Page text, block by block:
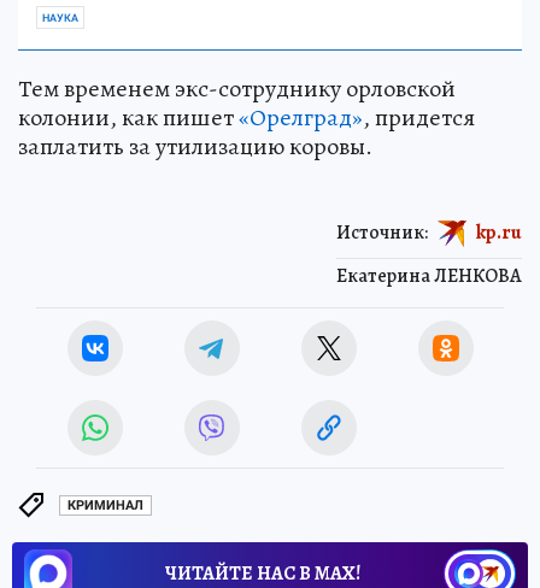
НАУКА
Тем временем экс-сотруднику орловской
колонии, как пишет«Орелград», придется
заплатить за утилизацию коровы.
Екатерина ЛЕНКОВА
Источник: kp.ru
КРИМИНАЛ
ЧИТАЙТЕ НАС В МАХ!